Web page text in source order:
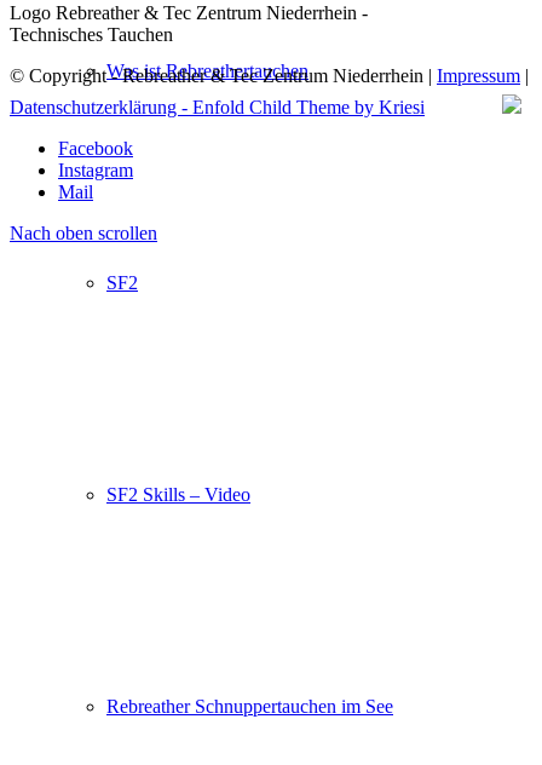
Was ist Rebreathertauchen
SF2
SF2 Skills – Video
Rebreather Schnuppertauchen im See
Logo Rebreather & Tec Zentrum Niederrhein -
Technisches Tauchen
© Copyright - Rebreather & Tec Zentrum Niederrhein | Impressum |
Datenschutzerklärung - Enfold Child Theme by Kriesi
Facebook
Instagram
Mail
Nach oben scrollen